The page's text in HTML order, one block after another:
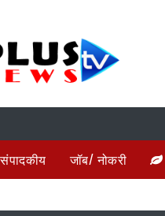
संपादकीय जॉब/ नोकरी